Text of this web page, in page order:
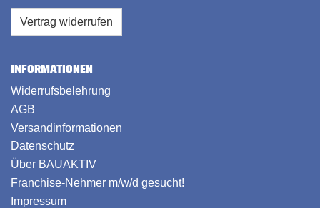
Vertrag widerrufen
INFORMATIONEN
Widerrufsbelehrung
AGB
Versandinformationen
Datenschutz
Über BAUAKTIV
Franchise-Nehmer m/w/d gesucht!
Impressum